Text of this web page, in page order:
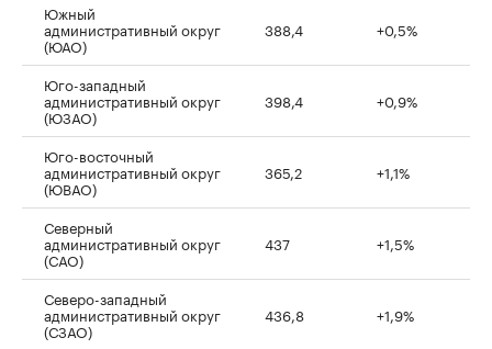
Южный
административный округ
(ЮАО)
388,4 +0,5%
Юго-западный
административный округ
(ЮЗАО)
398,4 +0,9%
Юго-восточный
административный округ
(ЮВАО)
365,2 +1,1%
Северный
административный округ
(САО)
437 +1,5%
Северо-западный
административный округ
(СЗАО)
436,8 +1,9%